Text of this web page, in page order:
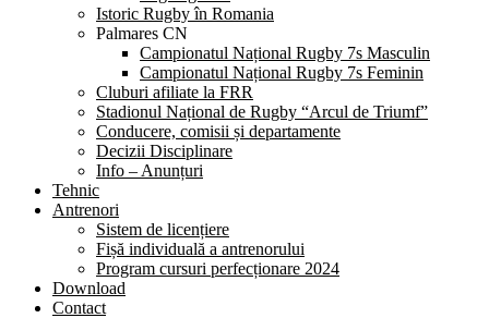
Istoric Rugby în Romania
Palmares CN
Campionatul Național Rugby 7s Masculin
Campionatul Național Rugby 7s Feminin
Cluburi afiliate la FRR
Stadionul Național de Rugby “Arcul de Triumf”
Conducere, comisii și departamente
Decizii Disciplinare
Info – Anunțuri
Tehnic
Antrenori
Sistem de licențiere
Fișă individuală a antrenorului
Program cursuri perfecționare 2024
Download
Contact